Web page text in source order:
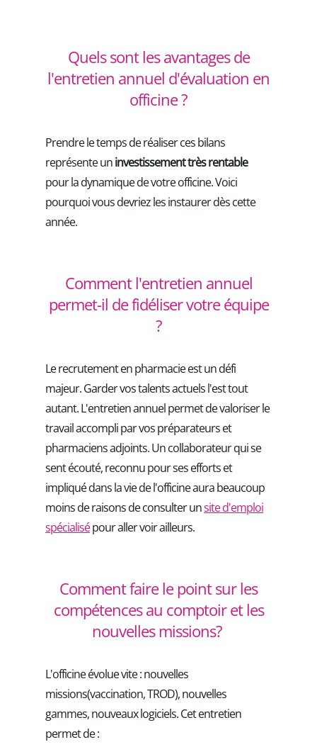
Quels sont les avantages de
l'entretien annuel d'évaluation en
officine ?
Prendre le temps de réaliser ces bilans
représente uninvestissement très rentable
pour la dynamique de votre officine. Voici
pourquoi vous devriez les instaurer dès cette
année.
Comment l'entretien annuel
permet-il de fidéliser votre équipe
?
Le recrutement en pharmacie est un défi
majeur. Garder vos talents actuels l'est tout
autant. L'entretien annuel permet de valoriser le
travail accompli par vos préparateurs et
pharmaciens adjoints. Un collaborateur qui se
sent écouté, reconnu pour ses efforts et
impliqué dans la vie de l'officine aura beaucoup
moins de raisons de consulter unsite d'emploi
spécialisépour aller voir ailleurs.
Comment faire le point sur les
compétences au comptoir et les
nouvelles missions?
L'officine évolue vite : nouvelles
missions(vaccination, TROD), nouvelles
gammes, nouveaux logiciels. Cet entretien
permet de :